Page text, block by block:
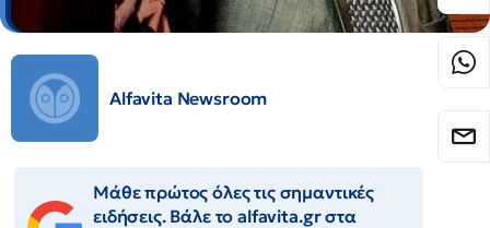
Alfavita Newsroom
Μάθε πρώτος όλες τις σημαντικές
ειδήσεις. Βάλε το alfavita.gr στα